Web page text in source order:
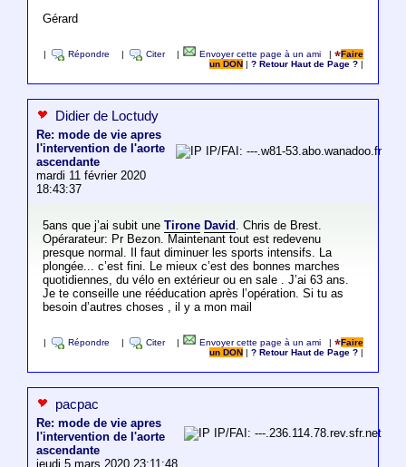
Gérard
Répondre Citer Envoyer cette page à un ami |
Faire
un DON
|? Retour Haut de Page ?
Didier de Loctudy
Re: mode de vie apres
l'intervention de l'aorte
ascendante
mardi 11 février 2020
18:43:37
IP/FAI: ---.w81-53.abo.wanadoo.fr
5ans que j’ai subit une Tirone David . Chris de Brest.
Opérarateur: Pr Bezon. Maintenant tout est redevenu
presque normal. Il faut diminuer les sports intensifs. La
plongée... c’est fini. Le mieux c’est des bonnes marches
quotidiennes, du vélo en extérieur ou en sale . J’ai 63 ans.
Je te conseille une rééducation après l’opération. Si tu as
besoin d’autres choses , il y a mon mail
Répondre Citer Envoyer cette page à un ami |
Faire
un DON
|? Retour Haut de Page ?
pacpac
Re: mode de vie apres
l'intervention de l'aorte
ascendante
jeudi 5 mars 2020 23:11:48
IP/FAI: ---.236.114.78.rev.sfr.net